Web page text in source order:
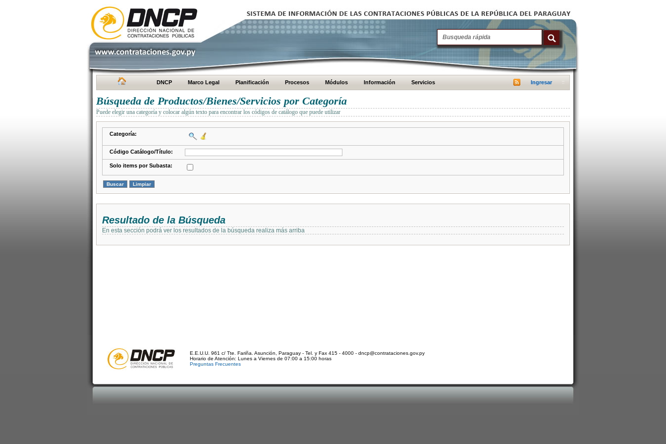
DNCP Marco Legal Planificación Procesos Módulos Información Servicios Ingresar
Búsqueda de Productos/Bienes/Servicios por Categoría
Puede elegir una categoría y colocar algún texto para encontrar los códigos de catálogo que puede utilizar
Categoría:
Código Catálogo/Título:
Solo items por Subasta:
Resultado de la Búsqueda
En esta sección podrá ver los resultados de la búsqueda realiza más arriba
E.E.U.U. 961 c/ Tte. Fariña. Asunción, Paraguay - Tel. y Fax 415 - 4000 - dncp@contrataciones.gov.py
Horario de Atención: Lunes a Viernes de 07:00 a 15:00 horas
Preguntas Frecuentes